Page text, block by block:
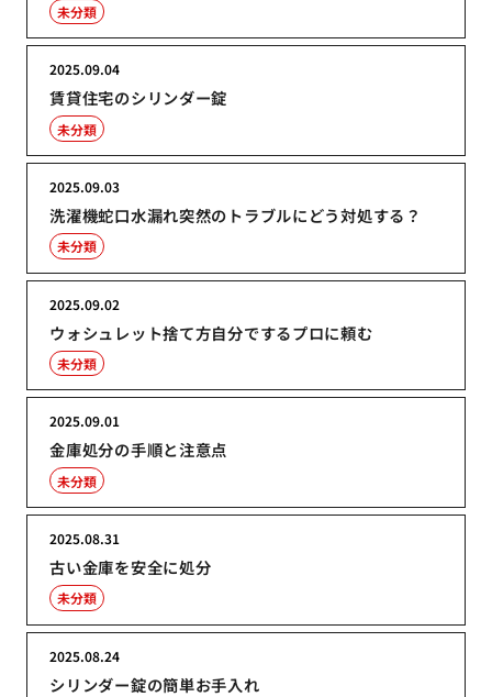
未分類
賃貸住宅のシリンダー錠
2025.09.04
未分類
洗濯機蛇口水漏れ突然のトラブルにどう対処する？
2025.09.03
未分類
ウォシュレット捨て方自分でするプロに頼む
2025.09.02
未分類
金庫処分の手順と注意点
2025.09.01
未分類
古い金庫を安全に処分
2025.08.31
未分類
シリンダー錠の簡単お手入れ
2025.08.24